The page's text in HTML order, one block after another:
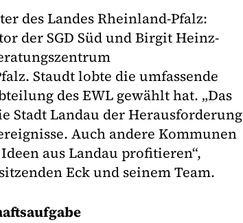
des Landes Rheinland-Pfalz:
der SGD Süd und Birgit Heinz-
Staudt lobte die umfassende
des EWL gewählt hat. „Das
Landau der Herausforderung
Auch andere Kommunen
aus Landau profitieren“,
Eck und seinem Team.